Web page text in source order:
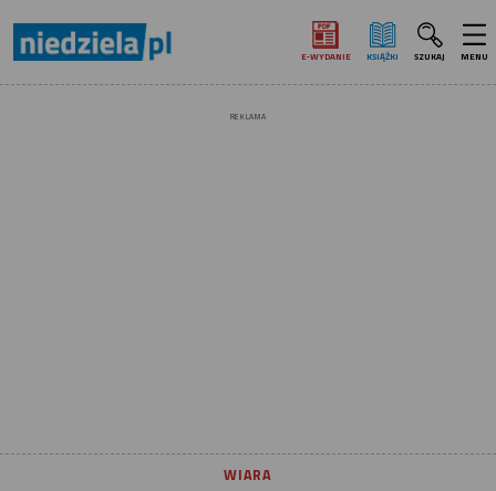
E‑WYDANIE KSIĄŻKI SZUKAJ MENU
REKLAMA
WIARA